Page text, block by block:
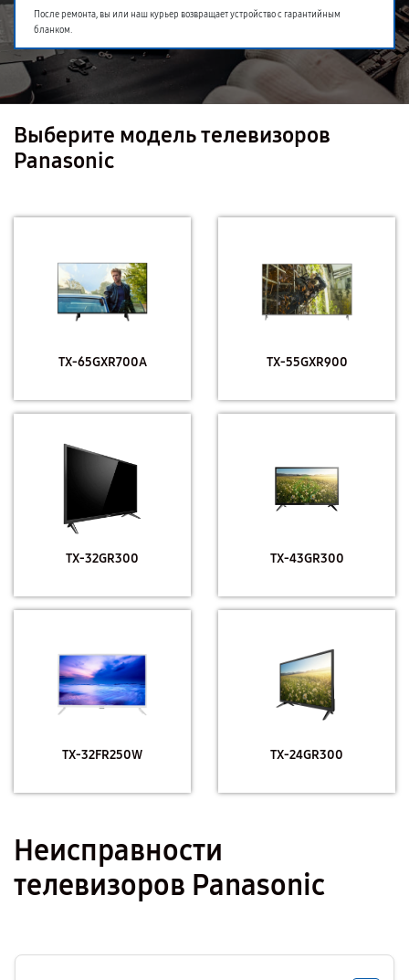
После ремонта, вы или наш курьер возвращает устройство с гарантийным
бланком.
Выберите модель телевизоров
Panasonic
TX-65GXR700A TX-55GXR900
TX-32GR300 TX-43GR300
TX-32FR250W TX-24GR300
Неисправности
телевизоров Panasonic